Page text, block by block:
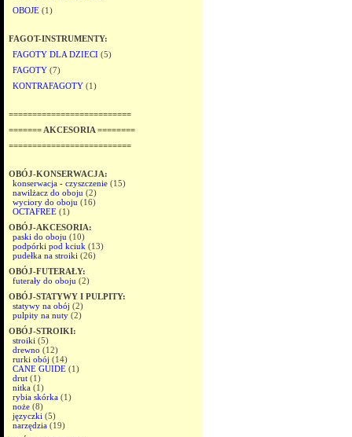
OBOJE (1)
FAGOT-INSTRUMENTY:
FAGOTY DLA DZIECI (5)
FAGOTY (7)
KONTRAFAGOTY (1)
==========================
======= AKCESORIA ========
==========================
OBÓJ-KONSERWACJA:
konserwacja - czyszczenie (15)
nawilżacz do oboju (2)
wyciory do oboju (16)
OCTAFREE (1)
OBÓJ-AKCESORIA:
paski do oboju (10)
podpórki pod kciuk (13)
pudełka na stroiki (26)
OBÓJ-FUTERAŁY:
futerały do oboju (2)
OBÓJ-STATYWY I PULPITY:
statywy na obój (2)
pulpity na nuty (2)
OBÓJ-STROIKI:
stroiki (5)
drewno (12)
rurki obój (14)
CANE GUIDE (1)
drut (1)
nitka (1)
rybia skórka (1)
noże (8)
języczki (5)
narzędzia (19)